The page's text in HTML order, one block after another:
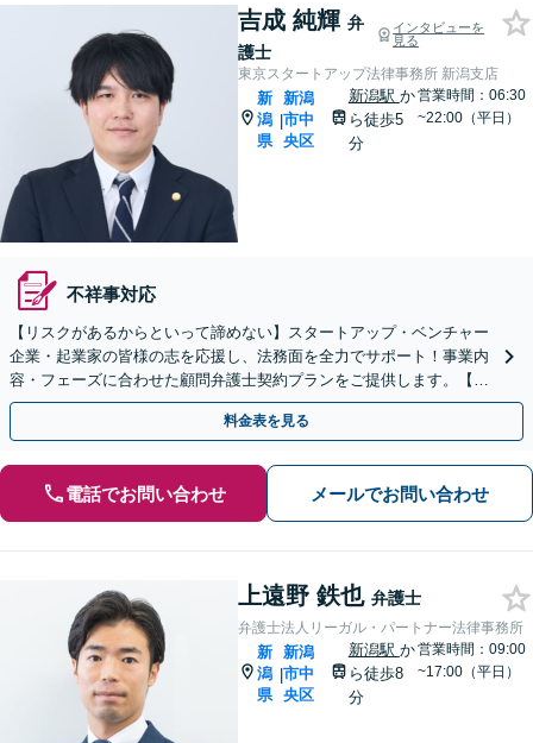
吉成 純輝 弁
護士
インタビューを
見る
東京スタートアップ法律事務所 新潟支店
新
潟
県
|
新潟
市中
央区
新潟駅 か
ら徒歩5
分
営業時間：06:30
~22:00（平日）
不祥事対応
【リスクがあるからといって諦めない】スタートアップ・ベンチャー
企業・起業家の皆様の志を応援し、法務面を全力でサポート！事業内
容・フェーズに合わせた顧問弁護士契約プランをご提供します。【顧
問契約／企業法務】
料金表を見る
電話でお問い合わせ メールでお問い合わせ
上遠野 鉄也 弁護士
弁護士法人リーガル・パートナー法律事務所
新
潟
県
|
新潟
市中
央区
新潟駅 か
ら徒歩8
分
営業時間：09:00
~17:00（平日）